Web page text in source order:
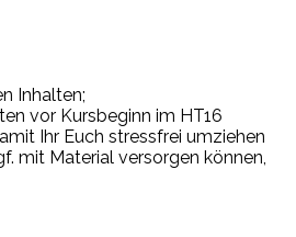
Inhalten;
vor Kursbeginn im HT16
Ihr Euch stressfrei umziehen
mit Material versorgen können,